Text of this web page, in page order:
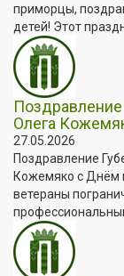
приморцы,
детей! Этот
Олега
27.05.2026
Поздравление
Кожемяко с Днём
ветераны